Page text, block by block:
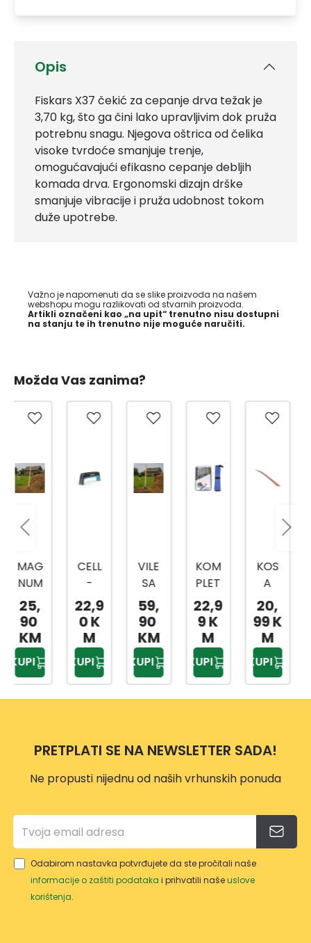
Opis
Fiskars X37 čekić za cepanje drva težak je
3,70 kg, što ga čini lako upravljivim dok pruža
potrebnu snagu. Njegova oštrica od čelika
visoke tvrdoće smanjuje trenje,
omogućavajući efikasno cepanje debljih
komada drva. Ergonomski dizajn drške
smanjuje vibracije i pruža udobnost tokom
duže upotrebe.
Važno je napomenuti da se slike proizvoda na našem
webshopu mogu razlikovati od stvarnih proizvoda.
Artikli označeni kao „na upit“ trenutno nisu dostupni
na stanju te ih trenutno nije moguće naručiti.
Možda Vas zanima?
CELL
-
FAST
OŠTR
AČ
ZA
NOŽE
VE,SJ
EKIRE
22,9
0 K
M
KUPI
VILE
SA
TRI
ZUPC
A I
DRŠK
OM
59,
90
KM
KUPI
KOM
PLET
ZA
OŠTR
ENJE
LANC
A
MOT
ORN
VP114
22,9
9 K
M
KUPI
KOS
A
80C
M
20,
99 K
M
KUPI
CELL
FAST
SJEKI
RA
U600
ERG
O
64,
99 K
M
KUPI
PRETPLATI SE NA NEWSLETTER SADA!
Ne propusti nijednu od naših vrhunskih ponuda
Odabirom nastavka potvrđujete da ste pročitali naše
informacije o zaštiti podataka i prihvatili našeuslove
korištenja.